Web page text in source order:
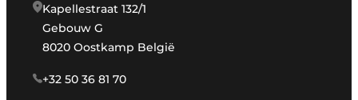
Kapellestraat 132/1
Gebouw G
8020 Oostkamp België
+32 50 36 81 70